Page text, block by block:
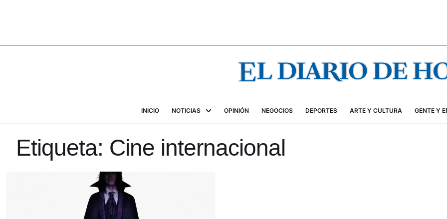
INICIO NOTICIAS OPINIÓN NEGOCIOS DEPORTES ARTE Y CULTURA GENTE Y
Etiqueta: Cine internacional